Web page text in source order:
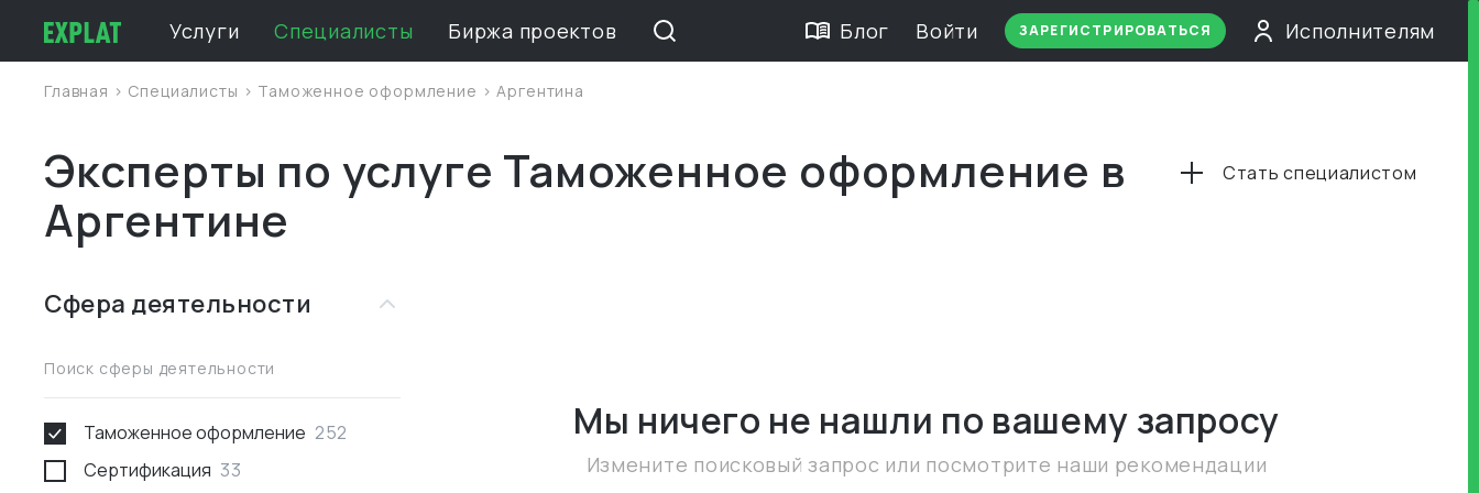
Услуги Специалисты Биржа проектов Блог Войти ЗАРЕГИСТРИРОВАТЬСЯ Исполнителям
Главная > Специалисты > Таможенное оформление >Аргентина
Эксперты по услуге Таможенное оформление в
Аргентине
Стать специалистом
Сфера деятельности
Поиск сферы деятельности
Таможенное оформление 252
Сертификация 33
Мы ничего не нашли по вашему запросу
Измените поисковый запрос или посмотрите наши рекомендации